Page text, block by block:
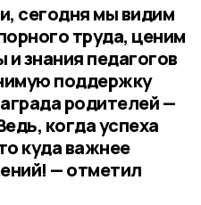
сегодня мы видим
труда, ценим
знания педагогов
поддержку
родителей —
когда успеха
куда важнее
— отметил